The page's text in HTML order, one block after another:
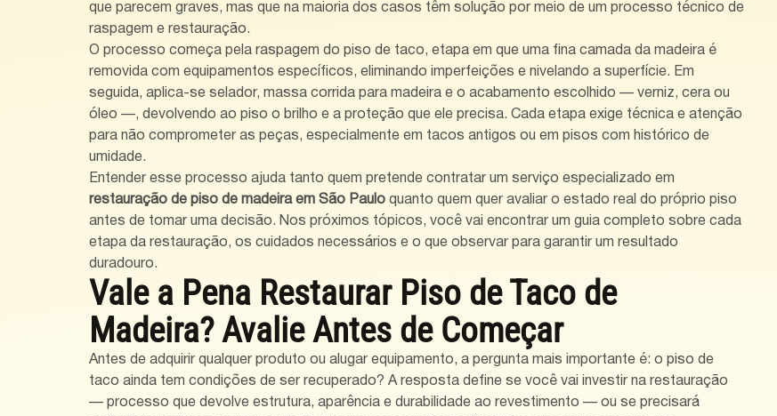
que parecem graves, mas que na maioria dos casos têm solução por meio de um processo técnico de
raspagem e restauração.
O processo começa pela raspagem do piso de taco, etapa em que uma fina camada da madeira é
removida com equipamentos específicos, eliminando imperfeições e nivelando a superfície. Em
seguida, aplica-se selador, massa corrida para madeira e o acabamento escolhido — verniz, cera ou
óleo —, devolvendo ao piso o brilho e a proteção que ele precisa. Cada etapa exige técnica e atenção
para não comprometer as peças, especialmente em tacos antigos ou em pisos com histórico de
umidade.
Entender esse processo ajuda tanto quem pretende contratar um serviço especializado em
restauração de piso de madeira em São Paulo quanto quem quer avaliar o estado real do próprio piso
antes de tomar uma decisão. Nos próximos tópicos, você vai encontrar um guia completo sobre cada
etapa da restauração, os cuidados necessários e o que observar para garantir um resultado
duradouro.
Vale a Pena Restaurar Piso de Taco de
Madeira? Avalie Antes de Começar
Antes de adquirir qualquer produto ou alugar equipamento, a pergunta mais importante é: o piso de
taco ainda tem condições de ser recuperado? A resposta define se você vai investir na restauração
— processo que devolve estrutura, aparência e durabilidade ao revestimento — ou se precisará